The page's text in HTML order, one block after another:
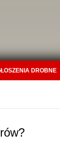
DROBNE